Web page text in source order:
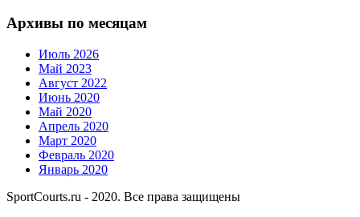
Архивы по месяцам
Июль 2026
Май 2023
Август 2022
Июнь 2020
Май 2020
Апрель 2020
Март 2020
Февраль 2020
Январь 2020
SportCourts.ru - 2020. Все права защищены